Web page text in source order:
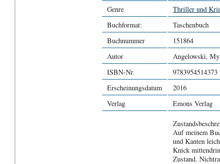
Genre
Thriller und
Buchformat:
Taschenbuch
Buchnummer
151864
Autor
Angelowski,
ISBN-Nr.
9783954514373
Erscheinungsdatum
2016
Verlag
Emons Verlag
Auf meinem
und Kanten
Knick
Zustand.